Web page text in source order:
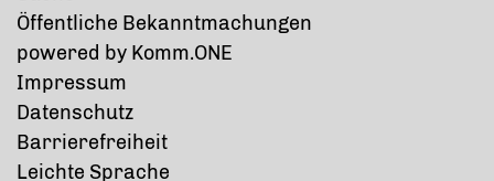
Öffentliche Bekanntmachungen
powered by Komm.ONE
Impressum
Datenschutz
Barrierefreiheit
Leichte Sprache